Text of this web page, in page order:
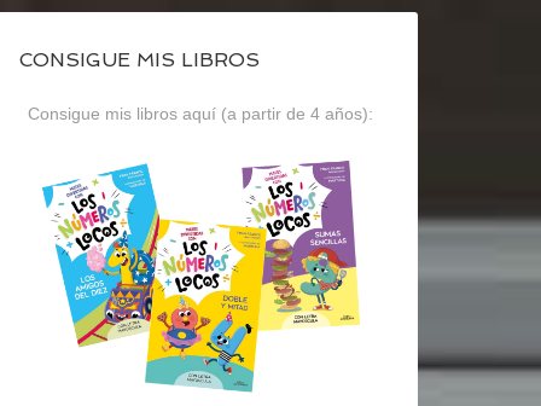
CONSIGUE MIS LIBROS
Consigue mis libros aquí (a partir de 4 años):